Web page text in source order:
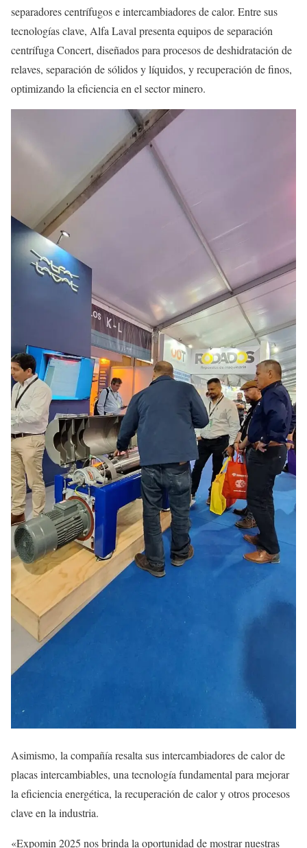
separadores centrífugos e intercambiadores de calor. Entre sus
tecnologías clave, Alfa Laval presenta equipos de separación
centrífuga Concert, diseñados para procesos de deshidratación de
relaves, separación de sólidos y líquidos, y recuperación de finos,
optimizando la eficiencia en el sector minero.
Asimismo, la compañía resalta sus intercambiadores de calor de
placas intercambiables, una tecnología fundamental para mejorar
la eficiencia energética, la recuperación de calor y otros procesos
clave en la industria.
«Expomin 2025 nos brinda la oportunidad de mostrar nuestras